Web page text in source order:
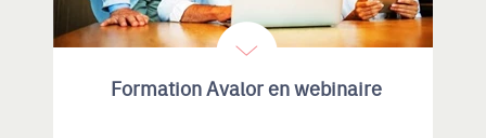
Formation Avalor en webinaire